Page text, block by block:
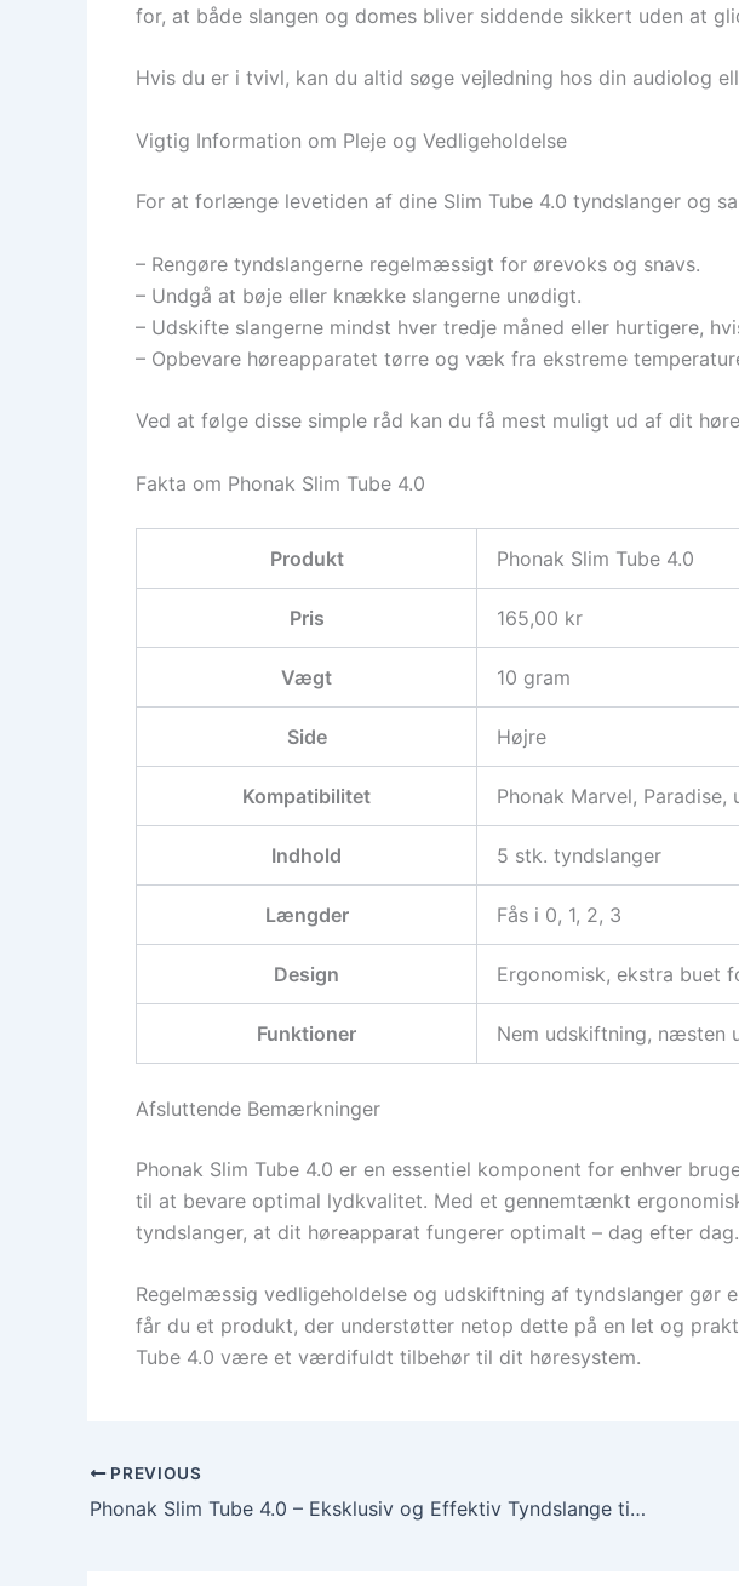
for, at både slangen og domes bliver siddende sikkert uden at
Hvis du er i tvivl, kan du altid søge vejledning hos din audiolog
Vigtig Information om Pleje og Vedligeholdelse
For at forlænge levetiden af dine Slim Tube 4.0 tyndslanger og
– Rengøre tyndslangerne regelmæssigt for ørevoks og snavs.
– Undgå at bøje eller knække slangerne unødigt.
– Udskifte slangerne mindst hver tredje måned eller hurtigere,
– Opbevare høreapparatet tørre og væk fra ekstreme
Ved at følge disse simple råd kan du få mest muligt ud af dit
Fakta om Phonak Slim Tube 4.0
Produkt Phonak Slim Tube 4.0
Pris 165,00 kr
Vægt 10 gram
Side Højre
Kompatibilitet Phonak Marvel,
Indhold 5 stk. tyndslanger
Længder Fås i 0, 1, 2, 3
Design Ergonomisk, ekstra buet
Funktioner Nem udskiftning, næsten
Afsluttende Bemærkninger
Phonak Slim Tube 4.0 er en essentiel komponent for enhver
til at bevare optimal lydkvalitet. Med et gennemtænkt
tyndslanger, at dit høreapparat fungerer optimalt – dag efter dag.
Regelmæssig vedligeholdelse og udskiftning af tyndslanger gør
får du et produkt, der understøtter netop dette på en let og
Tube 4.0 være et værdifuldt tilbehør til dit høresystem.
PREVIOUS
Phonak Slim Tube 4.0 – Eksklusiv og Effektiv Tyndslange til Høreapparater